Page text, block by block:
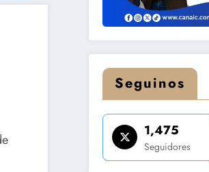
Seguinos
1,475
Seguidores